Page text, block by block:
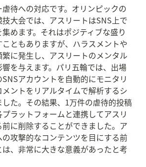
待への対応です。オリンピックの
大会では、アスリートはSNS上で
めます。それはポジティブな盛り
ともありますが、ハラスメントや
に発生し、アスリートのメンタル
を与えます。パリ五輪では、出場
アカウントを自動的にモニタリ
ントをリアルタイムで解析するシ
た。その結果、1万件の虐待的投稿
ラットフォームと連携してアスリ
に削除することができました。ア
攻撃的なコンテンツを目にする前
、非常に大きな意義があったと考